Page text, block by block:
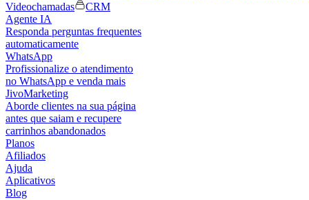
Videochamadas
CRM
Agente IA
Responda perguntas frequentes
automaticamente
WhatsApp
Profissionalize o atendimento
no WhatsApp e venda mais
JivoMarketing
Aborde clientes na sua página
antes que saiam e recupere
carrinhos abandonados
Planos
Afiliados
Ajuda
Aplicativos
Blog